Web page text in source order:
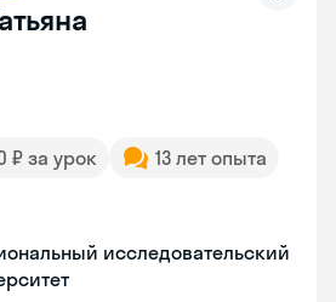
₽ за урок
13 лет опыта
исследовательский